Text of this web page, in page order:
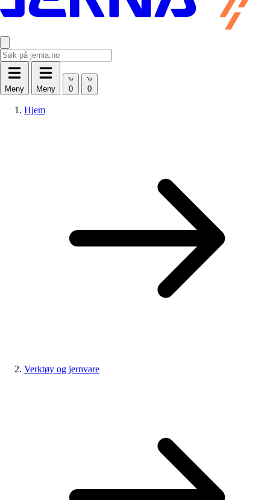
Meny Meny
Hjem
Verktøy og jernvare